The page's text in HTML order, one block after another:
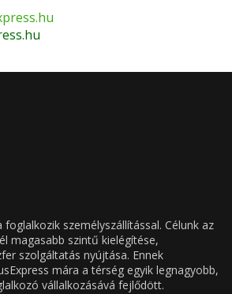
foglalkozik személyszállítással. Célunk az
magasabb szintű kielégítése,
szolgáltatás nyújtása. Ennek
mára a térség egyik legnagyobb,
vállalkozásává fejlődött.